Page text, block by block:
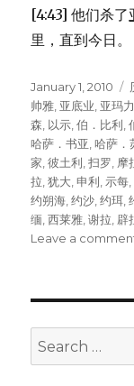
[4:43] 他们杀了
里，直到今日。
Posted
on
January 1, 2010
帅雅 亚底业 亚玛力
森 以示 ,伯．比利 ,
哈萨．书亚 ,哈萨．
家 ,彼土利 ,扫罗 摩
拉 ,犹大 ,申利 示每
约朔海 ,约沙 ,约珥 ,
缅 ,西莱雅 ,谢拉 辟
Leave a
Search
for: